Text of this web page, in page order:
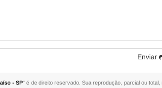
Enviar
- SP" é de direito reservado. Sua reprodução, parcial ou